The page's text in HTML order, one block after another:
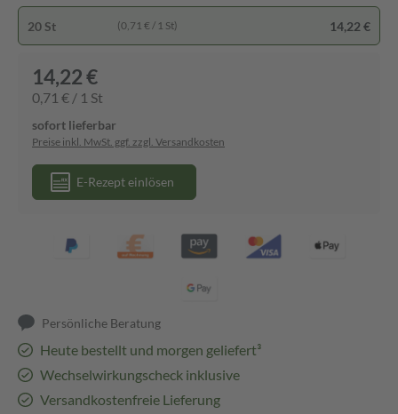
20 St (0,71 € / 1 St) 14,22 €
14,22 €
0,71 € / 1 St
sofort lieferbar
Preise inkl. MwSt. ggf. zzgl. Versandkosten
E-Rezept einlösen
Persönliche Beratung
Heute bestellt und morgen geliefert³
Wechselwirkungscheck inklusive
Versandkostenfreie Lieferung